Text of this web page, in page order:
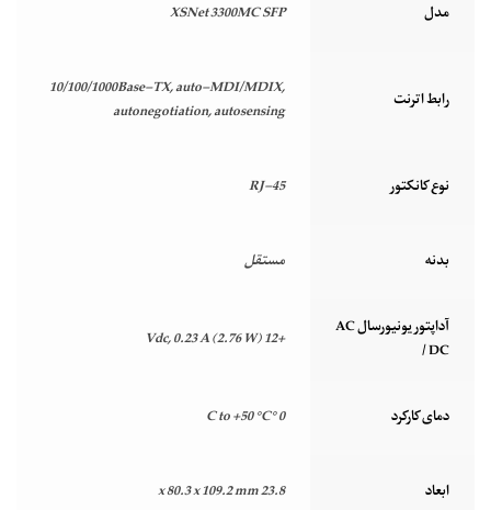
مدل XSNet 3300MC SFP
رابط اترنت
10/100/1000Base-TX, auto-MDI/MDIX,
autonegotiation, autosensing
نوع کانکتور RJ-45
بدنه مستقل
آداپتور یونیورسال AC
/ DC
+12 Vdc, 0.23 A (2.76 W)
دمای کارکرد 0 °C to +50 °C
ابعاد 23.8 x 80.3 x 109.2 mm